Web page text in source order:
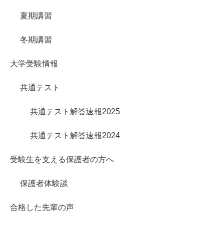
夏期講習
冬期講習
大学受験情報
共通テスト
共通テスト解答速報2025
共通テスト解答速報2024
受験生を支える保護者の方へ
保護者体験談
合格した先輩の声